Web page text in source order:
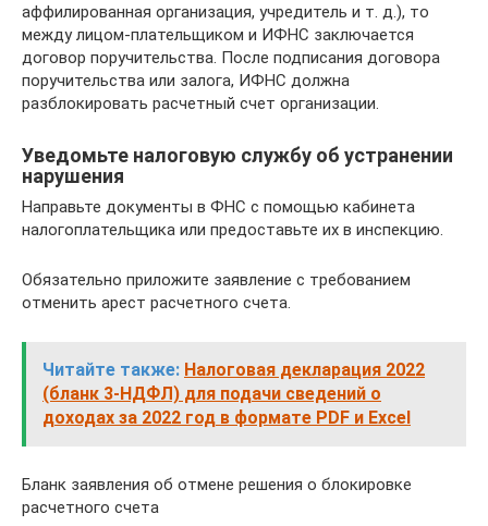
аффилированная организация, учредитель и т. д.), то
между лицом-плательщиком и ИФНС заключается
договор поручительства. После подписания договора
поручительства или залога, ИФНС должна
разблокировать расчетный счет организации.
Уведомьте налоговую службу об устранении
нарушения
Направьте документы в ФНС с помощью кабинета
налогоплательщика или предоставьте их в инспекцию.
Обязательно приложите заявление с требованием
отменить арест расчетного счета.
Читайте также: Налоговая декларация 2022
(бланк 3-НДФЛ) для подачи сведений о
доходах за 2022 год в формате PDF и Excel
Бланк заявления об отмене решения о блокировке
расчетного счета